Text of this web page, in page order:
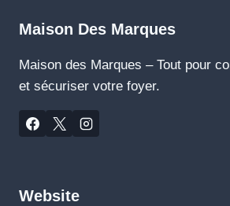
ESCALIER
2025
Maison Des Marques
Maison des Marques – Tout pour
et sécuriser votre foyer.
Website